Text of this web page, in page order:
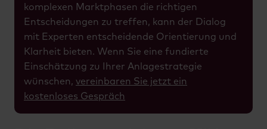
komplexen Marktphasen die richtigen
Entscheidungen zu treffen, kann der Dialog
mit Experten entscheidende Orientierung und
Klarheit bieten. Wenn Sie eine fundierte
Einschätzung zu Ihrer Anlagestrategie
wünschen, vereinbaren Sie jetzt ein
kostenloses Gespräch